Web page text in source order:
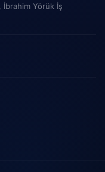
İbrahim Yörük İş